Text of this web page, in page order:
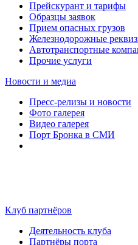
Прейскурант и тарифы
Образцы заявок
Прием опасных грузов
Железнодорожные
Автотранспортные
Прочие услуги
Новости и медиа
Пресс-релизы и новости
Фото галерея
Видео галерея
Порт Бронка в СМИ
Клуб партнёров
Деятельность клуба
Партнёры порта